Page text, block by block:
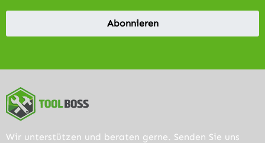
Abonnieren
Wir unterstützen und beraten gerne. Senden Sie uns